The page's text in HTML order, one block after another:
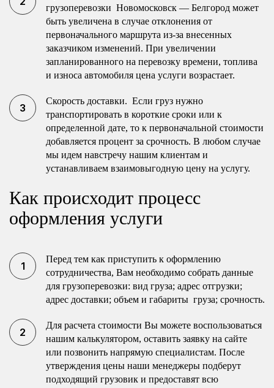
грузоперевозки Новомосковск — Белгород может
быть увеличена в случае отклонения от
первоначального маршрута из-за внесенных
заказчиком изменений. При увеличении
запланированного на перевозку времени, топлива
и износа автомобиля цена услуги возрастает.
Скорость доставки. Если груз нужно
транспортировать в короткие сроки или к
определенной дате, то к первоначальной стоимости
добавляется процент за срочность. В любом случае
мы идем навстречу нашим клиентам и
устанавливаем взаимовыгодную цену на услугу.
Как происходит процесс
оформления услуги
Перед тем как приступить к оформлению
сотрудничества, Вам необходимо собрать данные
для грузоперевозки: вид груза; адрес отгрузки;
адрес доставки; объем и габариты груза; срочность.
Для расчета стоимости Вы можете воспользоваться
нашим калькулятором, оставить заявку на сайте
или позвонить напрямую специалистам. После
утверждения цены наши менеджеры подберут
подходящий грузовик и предоставят всю